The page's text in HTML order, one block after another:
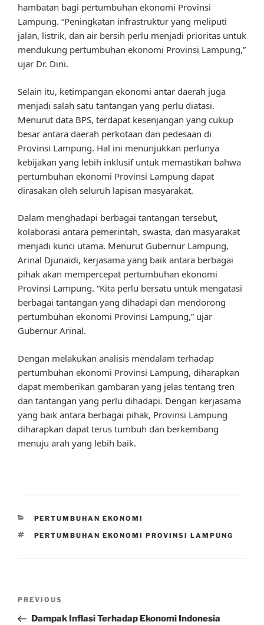
hambatan bagi pertumbuhan ekonomi Provinsi
Lampung. “Peningkatan infrastruktur yang meliputi
jalan, listrik, dan air bersih perlu menjadi prioritas untuk
mendukung pertumbuhan ekonomi Provinsi Lampung,”
ujar Dr. Dini.
Selain itu, ketimpangan ekonomi antar daerah juga
menjadi salah satu tantangan yang perlu diatasi.
Menurut data BPS, terdapat kesenjangan yang cukup
besar antara daerah perkotaan dan pedesaan di
Provinsi Lampung. Hal ini menunjukkan perlunya
kebijakan yang lebih inklusif untuk memastikan bahwa
pertumbuhan ekonomi Provinsi Lampung dapat
dirasakan oleh seluruh lapisan masyarakat.
Dalam menghadapi berbagai tantangan tersebut,
kolaborasi antara pemerintah, swasta, dan masyarakat
menjadi kunci utama. Menurut Gubernur Lampung,
Arinal Djunaidi, kerjasama yang baik antara berbagai
pihak akan mempercepat pertumbuhan ekonomi
Provinsi Lampung. “Kita perlu bersatu untuk mengatasi
berbagai tantangan yang dihadapi dan mendorong
pertumbuhan ekonomi Provinsi Lampung,” ujar
Gubernur Arinal.
Dengan melakukan analisis mendalam terhadap
pertumbuhan ekonomi Provinsi Lampung, diharapkan
dapat memberikan gambaran yang jelas tentang tren
dan tantangan yang perlu dihadapi. Dengan kerjasama
yang baik antara berbagai pihak, Provinsi Lampung
diharapkan dapat terus tumbuh dan berkembang
menuju arah yang lebih baik.
CATEGORIES
PERTUMBUHAN EKONOMI
TAGS
PERTUMBUHAN EKONOMI PROVINSI LAMPUNG
Previous
Post
PREVIOUS
Dampak Inflasi Terhadap Ekonomi Indonesia